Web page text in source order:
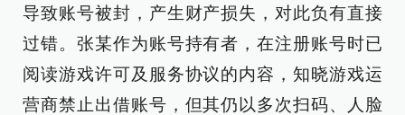
导致账号被封，产生财产损失，对此负有直接
过错。张某作为账号持有者，在注册账号时已
阅读游戏许可及服务协议的内容，知晓游戏运
营商禁止出借账号，但其仍以多次扫码、人脸